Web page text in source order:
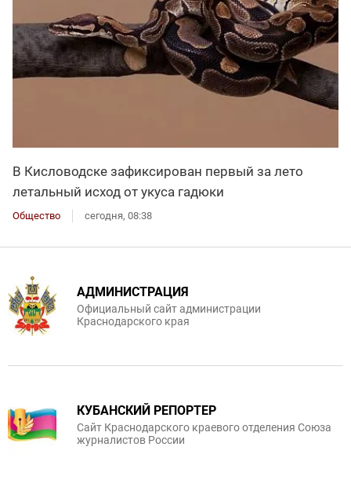
В Кисловодске зафиксирован первый за лето
летальный исход от укуса гадюки
Общество сегодня, 08:38
АДМИНИСТРАЦИЯ
Официальный сайт администрации
Краснодарского края
КУБАНСКИЙ РЕПОРТЕР
Сайт Краснодарского краевого отделения Союза
журналистов России